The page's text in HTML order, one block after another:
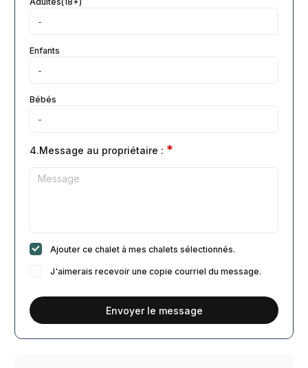
Enfants
Bébés
4.Message au propriétaire : *
Ajouter ce chalet à mes chalets sélectionnés.
J'aimerais recevoir une copie courriel du message.
Envoyer le message